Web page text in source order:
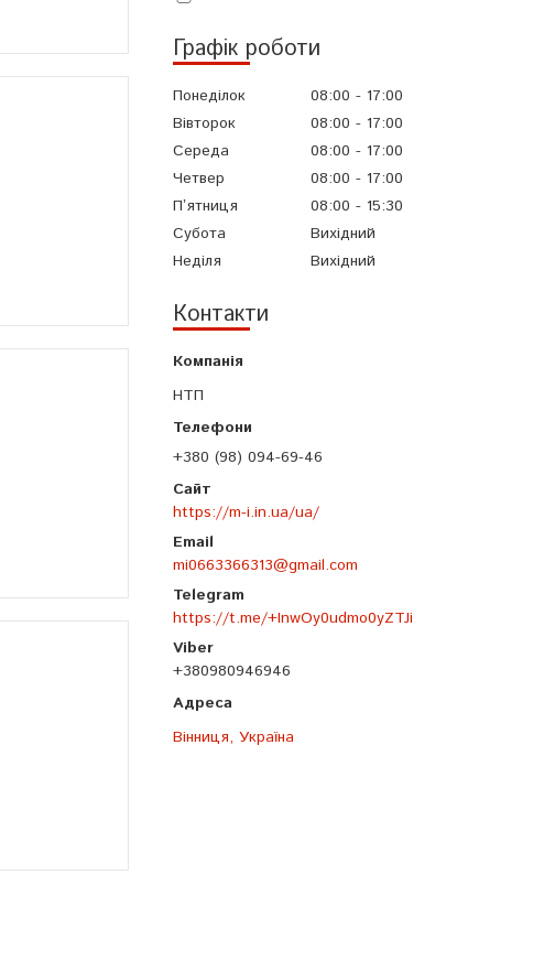
Графік роботи
Понеділок 08:00
17:00
Вівторок
08:00
17:00
Середа
08:00
17:00
Четвер
08:00
17:00
Пʼятниця
08:00
15:30
Субота
Вихідний
Неділя
Вихідний
Контакти
НТП
+380 (98) 094-69-46
https://m-i.in.ua/ua/
mi0663366313@gmail.com
https://t.me/+InwOy0udmo0yZTJi
+380980946946
Вінниця, Україна